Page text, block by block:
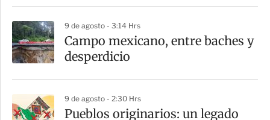
9 de agosto - 3:14 Hrs
Campo mexicano, entre baches y
desperdicio
9 de agosto - 2:30 Hrs
Pueblos originarios: un legado